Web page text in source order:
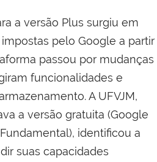
a versão Plus surgiu em
pelo Google a partir
passou por mudanças
funcionalidades e
A UFVJM,
a versão gratuita (Google
identificou a
suas capacidades